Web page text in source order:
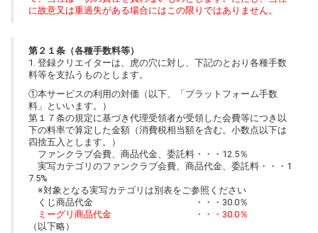
に故意又は重過失がある場合にはこの限りではありません。
第２１条（各種手数料等）
1. 登録クリエイターは、虎の穴に対し、下記のとおり各種手数
料等を支払うものとします。
①本サービスの利用の対価（以下、「プラットフォーム手数
料」といいます。）
第１７条の規定に基づき代理受領者が受領した会費等につき以
下の料率で算定した金額（消費税相当額を含む。小数点以下は
四捨五入とします。）
ファンクラブ会費、商品代金、委託料・・・12.5％
実写カテゴリのファンクラブ会費、商品代金、委託料・・・1
7.5%
※対象となる実写カテゴリは別表をご参照ください
くじ商品代金 ・・・30.0％
ミーグリ商品代金 ・・・30.0％
（以下略）